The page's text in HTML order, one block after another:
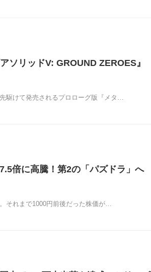
ソリッドV: GROUND ZEROES』
駆けて発売されるプロローグ版『メタ…
倍に高騰！第2の「パズドラ」へ
それまで1000円前後だった株価が…